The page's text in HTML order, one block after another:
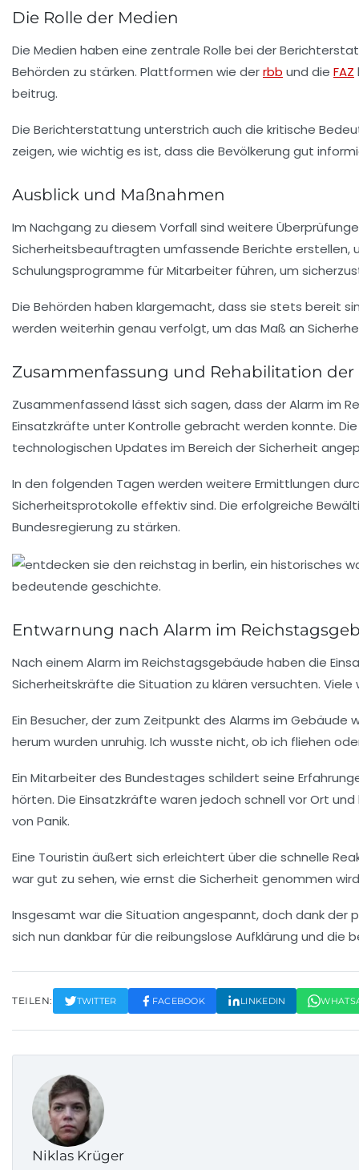
Die Rolle der Medien
Die Medien haben eine zentrale Rolle bei der
Behörden zu stärken. Plattformen wie derrbb und die FAZ
beitrug.
Die Berichterstattung unterstrich auch die kritische
zeigen, wie wichtig es ist, dass die Bevölkerung gut
Ausblick und Maßnahmen
Im Nachgang zu diesem Vorfall sind weitere
Sicherheitsbeauftragten umfassende Berichte erstellen,
Schulungsprogramme für Mitarbeiter führen, um
Die Behörden haben klargemacht, dass sie stets bereit
werden weiterhin genau verfolgt, um das Maß an
Zusammenfassung und Rehabilitation der
Zusammenfassend lässt sich sagen, dass der Alarm im
Einsatzkräfte unter Kontrolle gebracht werden konnte.
technologischen Updates im Bereich der Sicherheit
In den folgenden Tagen werden weitere Ermittlungen
Sicherheitsprotokolle effektiv sind. Die erfolgreiche
Bundesregierung zu stärken.
Entwarnung nach Alarm im
Nach einem Alarm im Reichstagsgebäude haben die
Sicherheitskräfte die Situation zu klären versuchten.
Ein Besucher, der zum Zeitpunkt des Alarms im Gebäude
herum wurden unruhig. Ich wusste nicht, ob ich fliehen
Ein Mitarbeiter des Bundestages schildert seine
hörten. Die Einsatzkräfte waren jedoch schnell vor Ort
von Panik.
Eine Touristin äußert sich erleichtert über die schnelle
war gut zu sehen, wie ernst die Sicherheit genommen
Insgesamt war die Situation angespannt, doch dank der
sich nun dankbar für die reibungslose Aufklärung und die
TEILEN: TWITTER FACEBOOK LINKEDIN
Niklas Krüger